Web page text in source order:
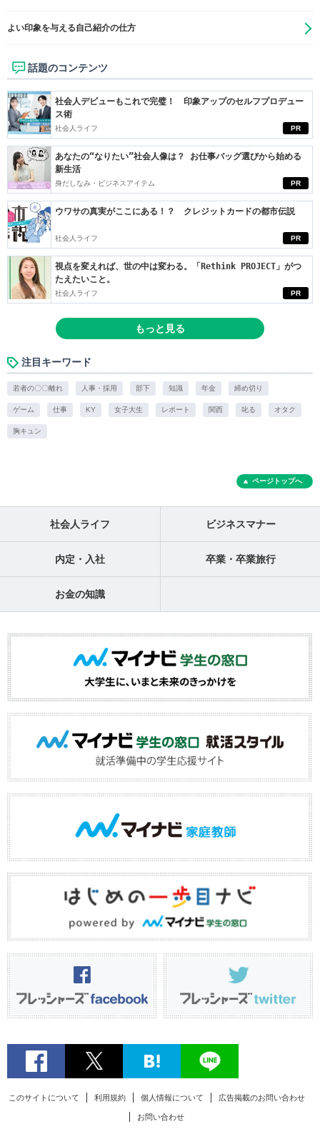
よい印象を与える自己紹介の仕方
話題のコンテンツ
PR
社会人デビューもこれで完璧！ 印象アップのセルフプロデュー
ス術
社会人ライフ
PR
あなたの“なりたい”社会人像は？ お仕事バッグ選びから始める
新生活
身だしなみ・ビジネスアイテム
PR
ウワサの真実がここにある！？ クレジットカードの都市伝説
社会人ライフ
PR
視点を変えれば、世の中は変わる。「Rethink PROJECT」がつ
たえたいこと。
社会人ライフ
もっと見る
注目キーワード
若者の〇〇離れ 人事・採用 部下 知識 年金 締め切り
ゲーム 仕事 KY 女子大生 レポート 関西 叱る オタク
胸キュン
ページトップへ
社会人ライフ ビジネスマナー
内定・入社 卒業・卒業旅行
お金の知識
このサイトについて 利用規約 個人情報について 広告掲載のお問い合わせ
お問い合わせ